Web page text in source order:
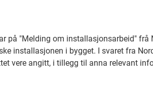
på "Melding om installasjonsarbeid" frå
installasjonen i bygget. I svaret fra
vere angitt, i tillegg til anna relevant